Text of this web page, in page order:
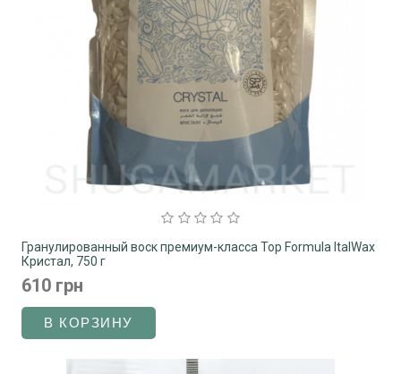
Гранулированный воск премиум-класса Top Formula ItalWax
Кристал, 750 г
610 грн